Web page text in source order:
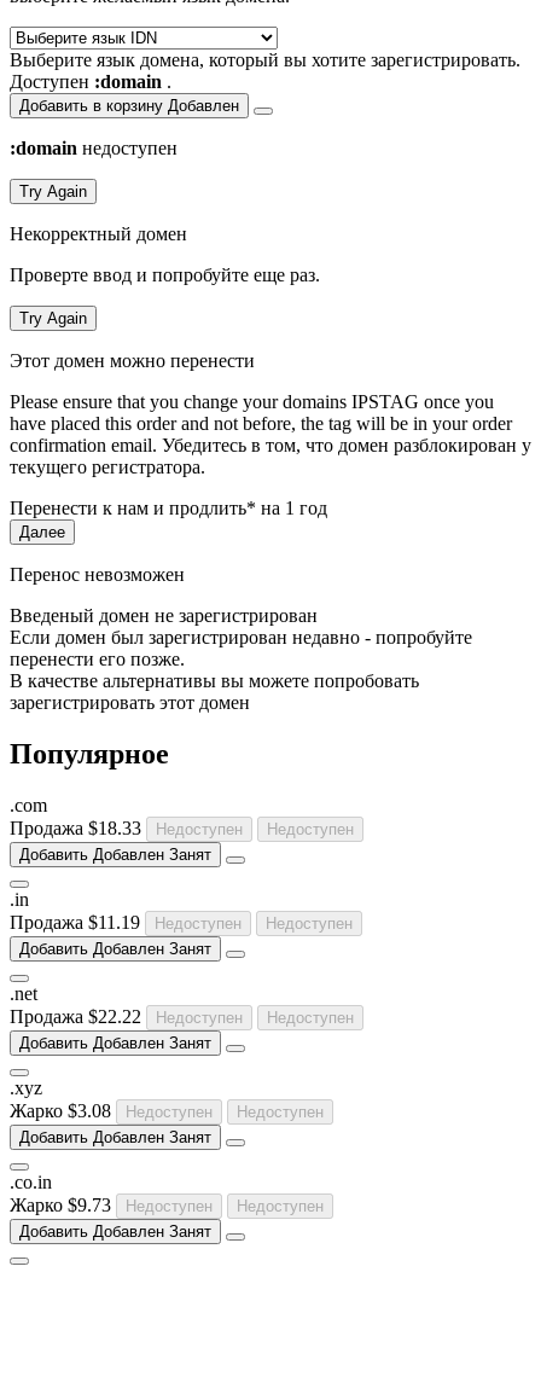
Выберите язык домена, который вы хотите зарегистрировать.
Доступен :domain .
Добавить в корзину Добавлен
:domain недоступен
Try Again
Некорректный домен
Проверте ввод и попробуйте еще раз.
Try Again
Этот домен можно перенести
Please ensure that you change your domains IPSTAG once you
have placed this order and not before, the tag will be in your order
confirmation email. Убедитесь в том, что домен разблокирован у
текущего регистратора.
Перенести к нам и продлить* на 1 год
Далее
Перенос невозможен
Введеный домен не зарегистрирован
Если домен был зарегистрирован недавно - попробуйте
перенести его позже.
В качестве альтернативы вы можете попробовать
зарегистрировать этот домен
Популярное
.com
Продажа $18.33 Недоступен
Недоступен
Добавить Добавлен Занят
.in
Продажа $11.19 Недоступен
Недоступен
Добавить Добавлен Занят
.net
Продажа $22.22 Недоступен
Недоступен
Добавить Добавлен Занят
.xyz
Жарко $3.08 Недоступен
Недоступен
Добавить Добавлен Занят
.co.in
Жарко $9.73 Недоступен
Недоступен
Добавить Добавлен Занят